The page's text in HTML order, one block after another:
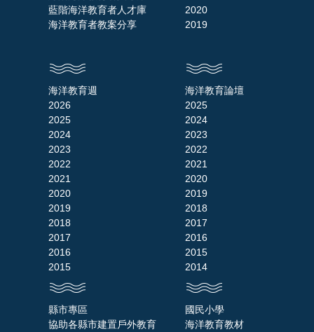
藍階海洋教育者人才庫
海洋教育者教案分享
2020
2019
海洋教育週
2026
2025
2024
2023
2022
2021
2020
2019
2018
2017
2016
2015
海洋教育論壇
2025
2024
2023
2022
2021
2020
2019
2018
2017
2016
2015
2014
縣市專區
協助各縣市建置戶外教育
國民小學
海洋教育教材